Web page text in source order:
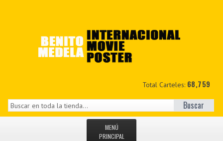
Total Carteles: 68,759
Buscar
MENÚ
PRINCIPAL